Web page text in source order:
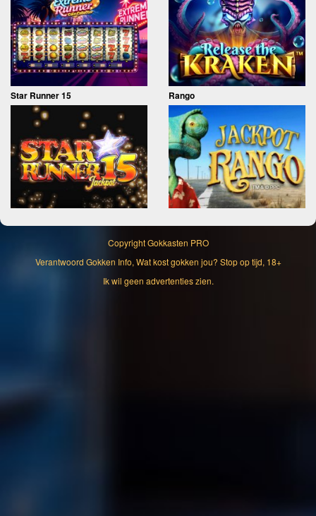
Star Runner 15 Rango
CopyrightGokkasten PRO
Verantwoord Gokken Info, Wat kost gokken jou? Stop op tijd, 18+
Ik wil geen advertenties zien.